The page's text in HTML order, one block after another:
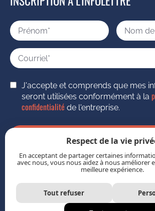
J'accepte et comprends que mes
seront utilisées conformément à la
confidentialité de l'entreprise.
S’inscrire
Respect de la vie
En acceptant de partager certaines
avec nous, vous nous aidez à nous améliorer
meilleure expérience.
Tout refuser